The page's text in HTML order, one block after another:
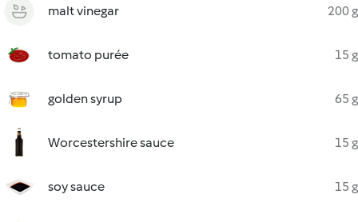
malt vinegar 200 g
tomato purée 15 g
golden syrup 65 g
Worcestershire sauce 15 g
soy sauce 15 g